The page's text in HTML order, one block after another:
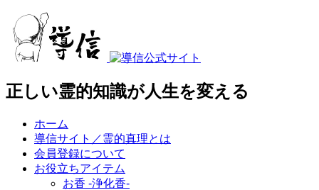
正しい霊的知識が人生を変える
ホーム
導信サイト／霊的真理とは
会員登録について
お役立ちアイテム
お香 ‐浄化香‐